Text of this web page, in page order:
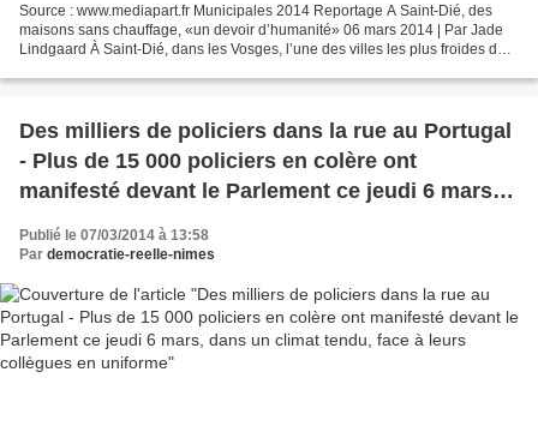
Source : www.mediapart.fr Municipales 2014 Reportage A Saint-Dié, des
maisons sans chauffage, «un devoir d’humanité» 06 mars 2014 | Par Jade
Lindgaard À Saint-Dié, dans les Vosges, l’une des villes les plus froides de
Des milliers de policiers dans la rue au Portugal
- Plus de 15 000 policiers en colère ont
manifesté devant le Parlement ce jeudi 6 mars,
uniforme
Publié le 07/03/2014 à 13:58
Par democratie-reelle-nimes